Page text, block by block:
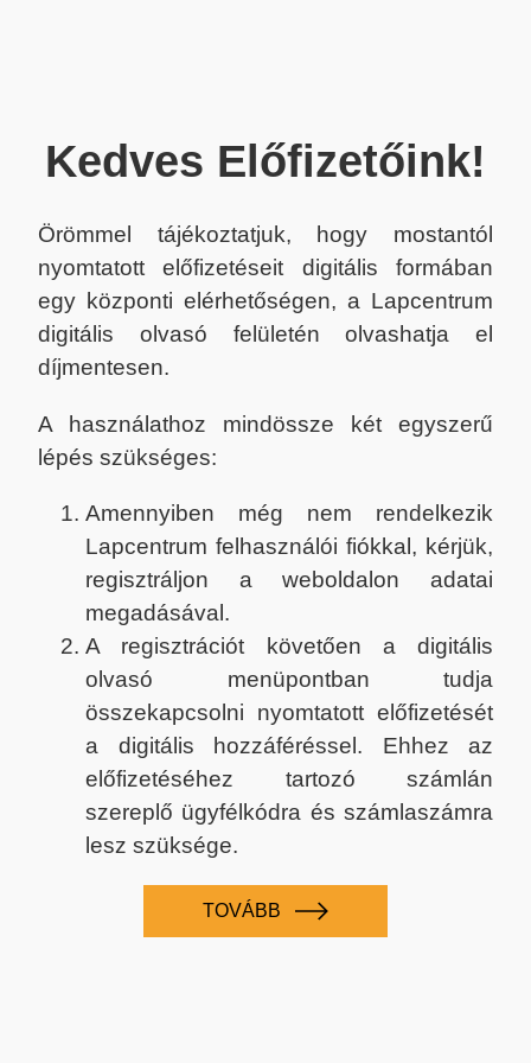
Kedves Előfizetőink!
Örömmel tájékoztatjuk, hogy mostantól
nyomtatott előfizetéseit digitális formában
egy központi elérhetőségen, a Lapcentrum
digitális olvasó felületén olvashatja el
díjmentesen.
A használathoz mindössze két egyszerű
lépés szükséges:
Amennyiben még nem rendelkezik
Lapcentrum felhasználói fiókkal, kérjük,
regisztráljon a weboldalon adatai
megadásával.
A regisztrációt követően a digitális
olvasó menüpontban tudja
összekapcsolni nyomtatott előfizetését
a digitális hozzáféréssel. Ehhez az
előfizetéséhez tartozó számlán
szereplő ügyfélkódra és számlaszámra
lesz szüksége.
TOVÁBB